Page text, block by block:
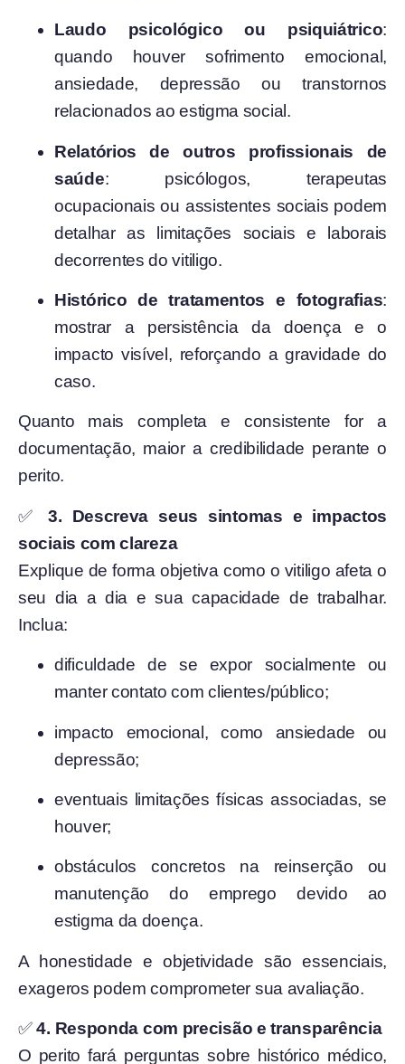
Laudo psicológico ou psiquiátrico:
quando houver sofrimento emocional,
ansiedade, depressão ou transtornos
relacionados ao estigma social.
Relatórios de outros profissionais de
saúde: psicólogos, terapeutas
ocupacionais ou assistentes sociais podem
detalhar as limitações sociais e laborais
decorrentes do vitiligo.
Histórico de tratamentos e fotografias:
mostrar a persistência da doença e o
impacto visível, reforçando a gravidade do
caso.
Quanto mais completa e consistente for a
documentação, maior a credibilidade perante o
perito.
✅3. Descreva seus sintomas e impactos
sociais com clareza
Explique de forma objetiva como o vitiligo afeta o
seu dia a dia e sua capacidade de trabalhar.
Inclua:
dificuldade de se expor socialmente ou
manter contato com clientes/público;
impacto emocional, como ansiedade ou
depressão;
eventuais limitações físicas associadas, se
houver;
obstáculos concretos na reinserção ou
manutenção do emprego devido ao
estigma da doença.
A honestidade e objetividade são essenciais,
exageros podem comprometer sua avaliação.
✅4. Responda com precisão e transparência
O perito fará perguntas sobre histórico médico,